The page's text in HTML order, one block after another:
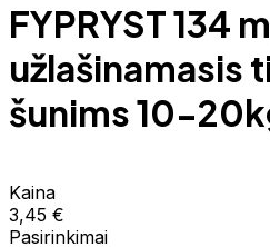
FYPRYST 134
užlašinamasis
šunims 10-
Kaina
3,45 €
Pasirinkimai